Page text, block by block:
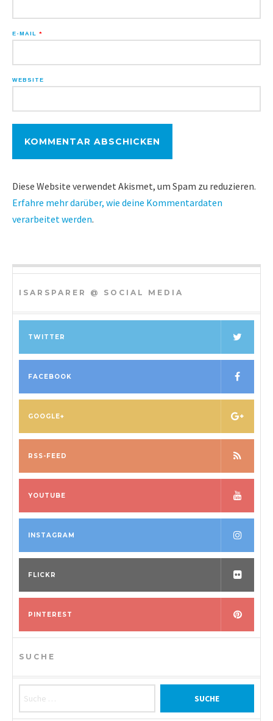
E-MAIL *
WEBSITE
Diese Website verwendet Akismet, um Spam zu reduzieren.
Erfahre mehr darüber, wie deine Kommentardaten
verarbeitet werden.
ISARSPARER @ SOCIAL MEDIA
TWITTER
FACEBOOK
GOOGLE+
RSS-FEED
YOUTUBE
INSTAGRAM
FLICKR
PINTEREST
SUCHE